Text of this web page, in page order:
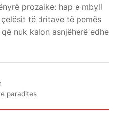
prozaike: hap e mbyll
të dritave të pemës
nuk kalon asnjëherë edhe
paradites